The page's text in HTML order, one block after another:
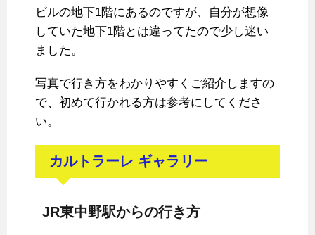
ビルの地下1階にあるのですが、自分が想像
していた地下1階とは違ってたので少し迷い
ました。
写真で行き方をわかりやすくご紹介しますの
で、初めて行かれる方は参考にしてくださ
い。
カルトラーレ ギャラリー
JR東中野駅からの行き方